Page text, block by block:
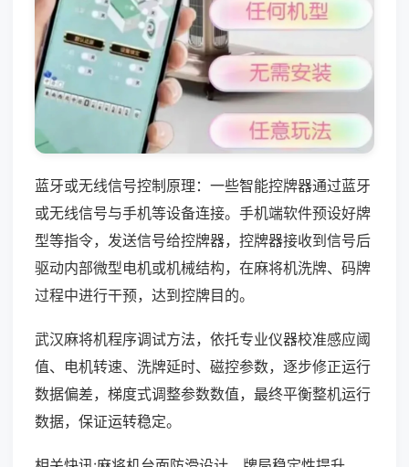
蓝牙或无线信号控制原理：一些智能控牌器通过蓝牙
或无线信号与手机等设备连接。手机端软件预设好牌
型等指令，发送信号给控牌器，控牌器接收到信号后
驱动内部微型电机或机械结构，在麻将机洗牌、码牌
过程中进行干预，达到控牌目的。
武汉麻将机程序调试方法，依托专业仪器校准感应阈
值、电机转速、洗牌延时、磁控参数，逐步修正运行
数据偏差，梯度式调整参数数值，最终平衡整机运行
数据，保证运转稳定。